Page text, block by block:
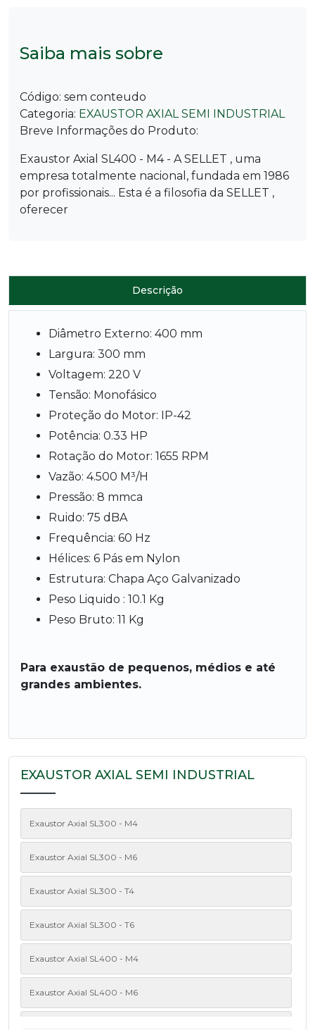
Saiba mais sobre
Código: sem conteudo
Categoria: EXAUSTOR AXIAL SEMI INDUSTRIAL
Breve Informações do Produto:
Exaustor Axial SL400 - M4 - A SELLET , uma
empresa totalmente nacional, fundada em 1986
por profissionais... Esta é a filosofia da SELLET ,
oferecer
Descrição
Diâmetro Externo: 400 mm
Largura: 300 mm
Voltagem: 220 V
Tensão: Monofásico
Proteção do Motor: IP-42
Potência: 0.33 HP
Rotação do Motor: 1655 RPM
Vazão: 4.500 M³/H
Pressão: 8 mmca
Ruido: 75 dBA
Frequência: 60 Hz
Hélices: 6 Pás em Nylon
Estrutura: Chapa Aço Galvanizado
Peso Liquido : 10.1 Kg
Peso Bruto: 11 Kg
Para exaustão de pequenos, médios e até
grandes ambientes.
EXAUSTOR AXIAL SEMI INDUSTRIAL
Exaustor Axial SL300 - M4
Exaustor Axial SL300 - M6
Exaustor Axial SL300 - T4
Exaustor Axial SL300 - T6
Exaustor Axial SL400 - M4
Exaustor Axial SL400 - M6